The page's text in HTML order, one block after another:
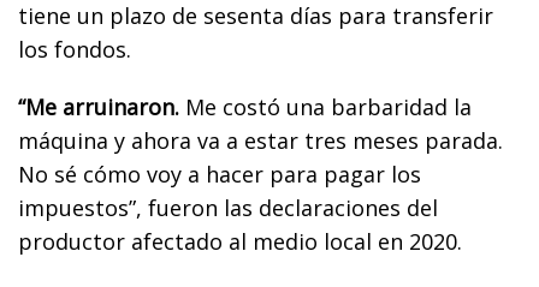
tiene un plazo de sesenta días para transferir
los fondos.
“Me arruinaron. Me costó una barbaridad la
máquina y ahora va a estar tres meses parada.
No sé cómo voy a hacer para pagar los
impuestos”, fueron las declaraciones del
productor afectado al medio local en 2020.